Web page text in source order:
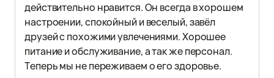
действительно нравится. Он всегда в хорошем
настроении, спокойный и веселый, завёл
друзей с похожими увлечениями. Хорошее
питание и обслуживание, а так же персонал.
Теперь мы не переживаем о его здоровье.